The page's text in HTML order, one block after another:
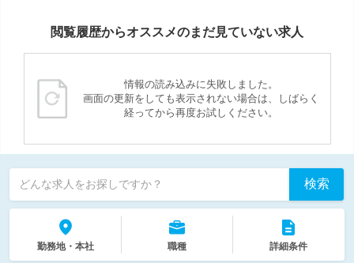
閲覧履歴からオススメのまだ見ていない求人
情報の読み込みに失敗しました。
画面の更新をしても表示されない場合は、しばらく
経ってから再度お試しください。
どんな求人をお探しですか？ 検索
勤務地・本社 職種 詳細条件